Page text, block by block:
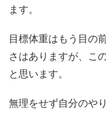
ます。
目標体重はもう目の
さはありますが、こ
と思います。
無理をせず自分のや